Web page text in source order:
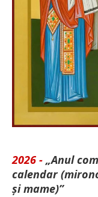
2026 - „Anul
calendar
și mame)”